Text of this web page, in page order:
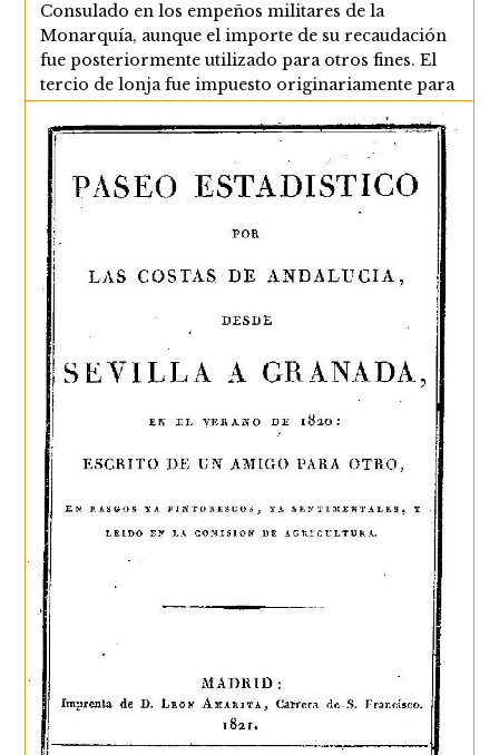
Consulado en los empeños militares de la
Monarquía, aunque el importe de su recaudación
fue posteriormente utilizado para otros fines. El
tercio de lonja fue impuesto originariamente para
Continuar Leyendo
Tercio
De
Derecho
De